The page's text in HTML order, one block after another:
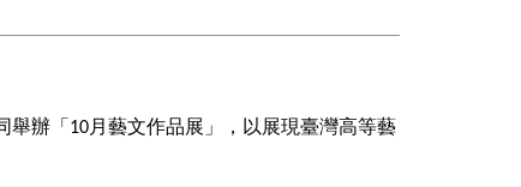
舉辦「 10月藝文作品展」，以展現臺灣高等藝